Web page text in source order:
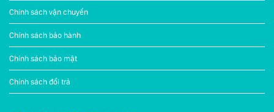
Chính sách vận chuyển
Chính sách bảo hành
Chính sách bảo mật
Chính sách đổi trả